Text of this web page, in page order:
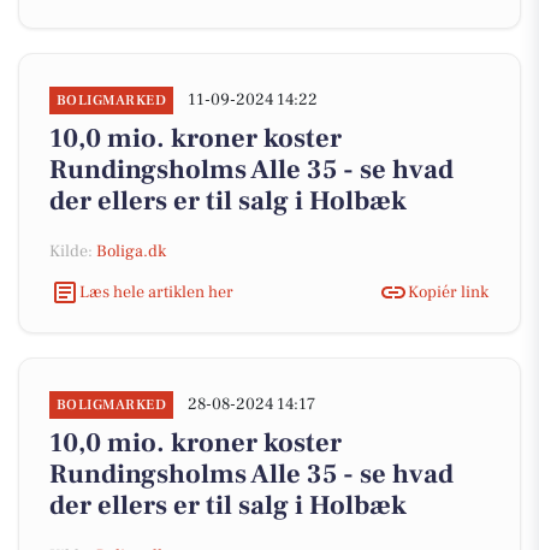
BOLIGMARKED 11-09-2024 14:22
10,0 mio. kroner koster
Rundingsholms Alle 35 - se hvad
der ellers er til salg i Holbæk
Kilde: Boliga.dk
Læs hele artiklen her
Kopiér link
BOLIGMARKED 28-08-2024 14:17
10,0 mio. kroner koster
Rundingsholms Alle 35 - se hvad
der ellers er til salg i Holbæk